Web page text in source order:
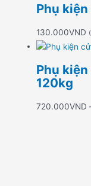
Phụ
130.000VND
Phụ
120kg
720.000VND